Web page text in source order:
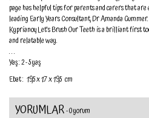
page has helpful tips for parents and carers that are
leading Early Years Consultant, Dr Amanda
Kyprianou, Let's Brush Our Teeth is a brilliant first
and relatable way.
. . .
Yaş : 2 - 5 yaş
Ebat : 19,5 x 1.7 x 19,5 cm
YORUMLAR- 0 yorum